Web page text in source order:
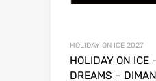
HOLIDAY ON ICE 2027
HOLIDAY ON ICE
DREAMS –